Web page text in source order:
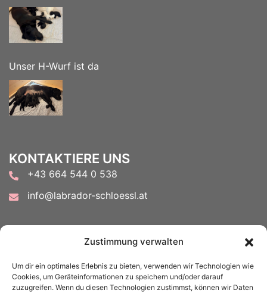
Zustimmung verwalten
Um dir ein optimales Erlebnis zu bieten, verwenden wir Technologien wie
Cookies, um Geräteinformationen zu speichern und/oder darauf
zuzugreifen. Wenn du diesen Technologien zustimmst, können wir Daten
Unser H-Wurf ist da
KONTAKTIERE UNS
+43 664 544 0 538
info@labrador-schloessl.at
FOLGE UNS AUF